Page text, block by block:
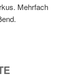
Mehrfach